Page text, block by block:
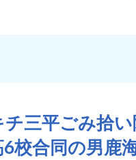
三平ごみ拾
校合同の男鹿